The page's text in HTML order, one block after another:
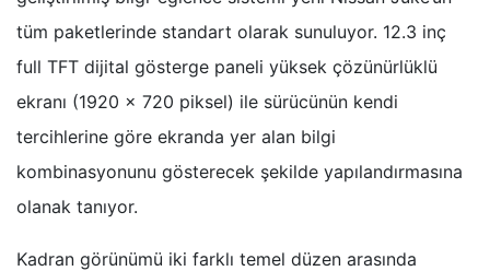
tüm paketlerinde standart olarak sunuluyor. 12.3 inç
full TFT dijital gösterge paneli yüksek çözünürlüklü
ekranı (1920 x 720 piksel) ile sürücünün kendi
tercihlerine göre ekranda yer alan bilgi
kombinasyonunu gösterecek şekilde yapılandırmasına
olanak tanıyor.
Kadran görünümü iki farklı temel düzen arasında